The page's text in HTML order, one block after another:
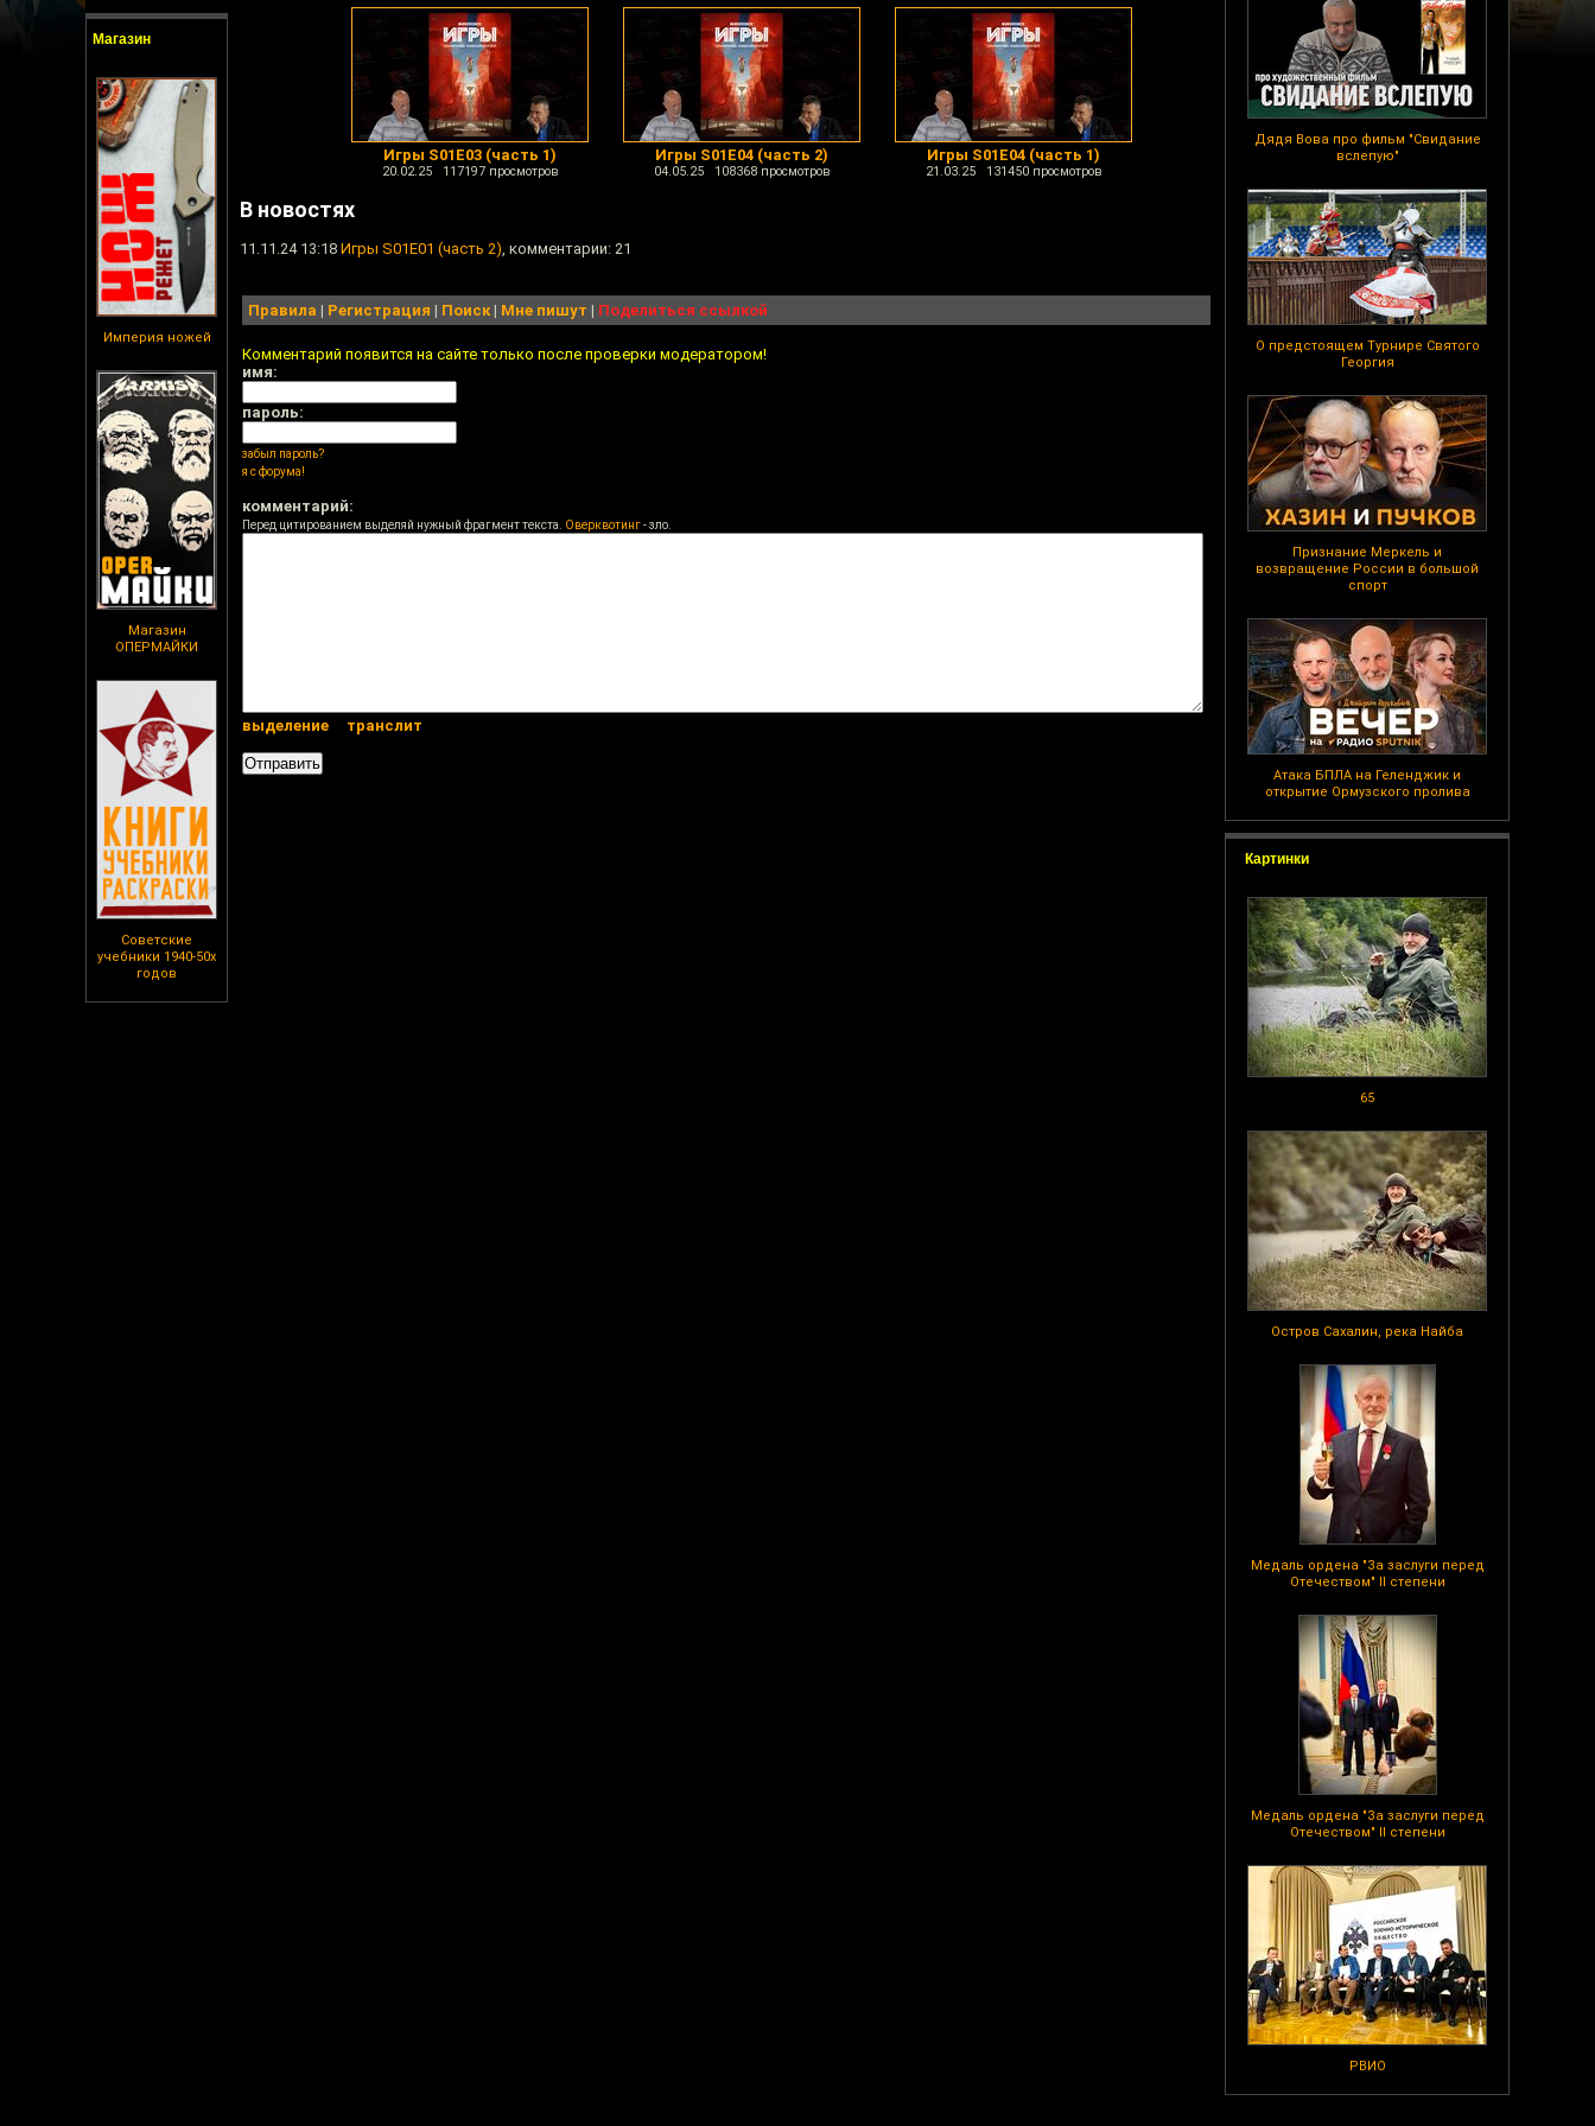
Магазин
Империя ножей
Магазин
ОПЕРМАЙКИ
Советские
учебники 1940-50х
годов
Дядя Вова про фильм "Свидание
вслепую"
О предстоящем Турнире Святого
Георгия
Признание Меркель и
возвращение России в большой
спорт
Атака БПЛА на Геленджик и
открытие Ормузского пролива
Картинки
65
Остров Сахалин, река Найба
Медаль ордена "За заслуги перед
Отечеством" II степени
Медаль ордена "За заслуги перед
Отечеством" II степени
РВИО
Игры S01E03 (часть 1)
20.02.25 117197 просмотров
Игры S01E04 (часть 2)
04.05.25 108368 просмотров
Игры S01E04 (часть 1)
21.03.25 131450 просмотров
В новостях
11.11.24 13:18 Игры S01E01 (часть 2), комментарии: 21
Правила | Регистрация | Поиск| Мне пишут | Поделиться ссылкой
Комментарий появится на сайте только после проверки модератором!
имя:
пароль:
забыл пароль?
я с форума!
комментарий:
Перед цитированием выделяй нужный фрагмент текста. Оверквотинг- зло.
выделение транслит